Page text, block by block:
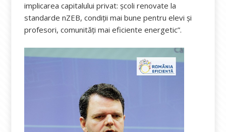
implicarea capitalului privat: școli renovate la
standarde nZEB, condiții mai bune pentru elevi și
profesori, comunități mai eficiente energetic”.